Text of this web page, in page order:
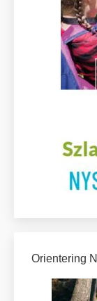
Orientering